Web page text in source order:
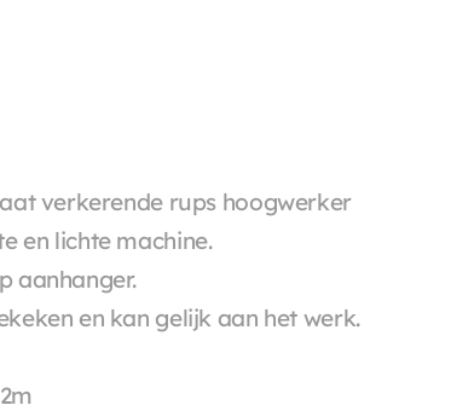
verkerende rups hoogwerker
en lichte machine.
aanhanger.
en kan gelijk aan het werk.